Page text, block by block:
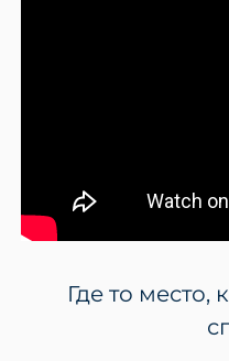
Где то место,